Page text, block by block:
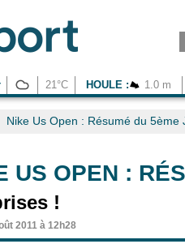
21°C HOULE : 1.0 m
Nike Us Open : Résumé du 5ème
US OPEN :
!
2011 à 12h28